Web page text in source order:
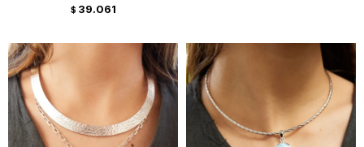
$ 39.061